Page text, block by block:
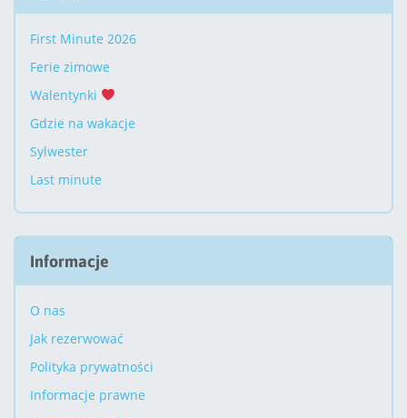
First Minute 2026
Ferie zimowe
Walentynki
Gdzie na wakacje
Sylwester
Last minute
Informacje
O nas
Jak rezerwować
Polityka prywatności
Informacje prawne